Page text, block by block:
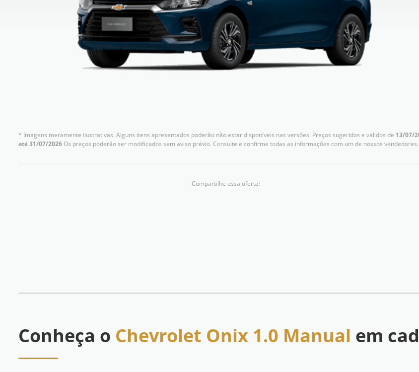
* Imagens meramente ilustrativas. Alguns itens apresentados poderão não estar disponíveis nas versões. Preços sugeridos e válidos de 13/07/
até 31/07/2026Os preços poderão ser modificados sem aviso prévio. Consulte e confirme todas as informações com um de nossos vendedores.
Compartilhe essa oferta:
Conheça o Chevrolet Onix 1.0 Manual em